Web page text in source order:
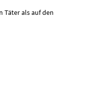
Täter als auf den